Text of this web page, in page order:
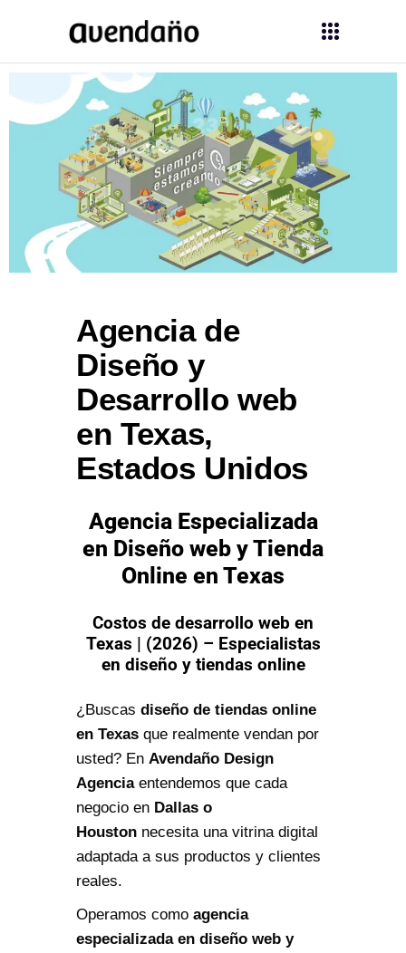
Agencia de
Diseño y
Desarrollo web
en Texas,
Estados Unidos
Agencia Especializada
en Diseño web y Tienda
Online en Texas
Costos de desarrollo web en
Texas | (2026) – Especialistas
en diseño y tiendas online
¿Buscas diseño de tiendas online
en Texas que realmente vendan por
usted? En Avendaño Design
Agenciaentendemos que cada
negocio en Dallas o
Houston necesita una vitrina digital
adaptada a sus productos y clientes
reales.
Operamos como agencia
especializada en diseño web y